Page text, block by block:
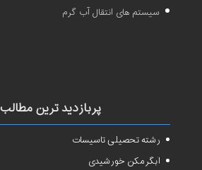
سیستم های انتقال آب گرم
پربازدید ترین مطالب
رشته تحصیلی تاسیسات
آبگرمکن خورشیدی